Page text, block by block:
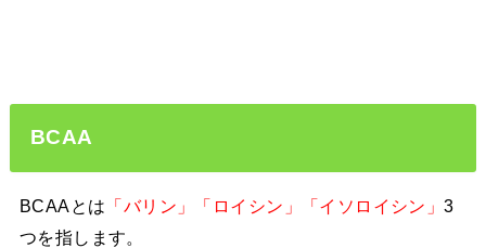
BCAA
BCAAとは 「バリン」「ロイシン」「イソロイシン」3
つを指します。